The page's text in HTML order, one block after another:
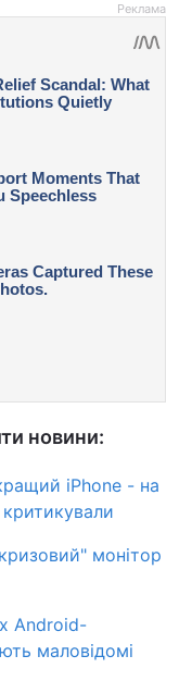
Реклама
новини:
iPhone - на
монітор
Android-
маловідомі